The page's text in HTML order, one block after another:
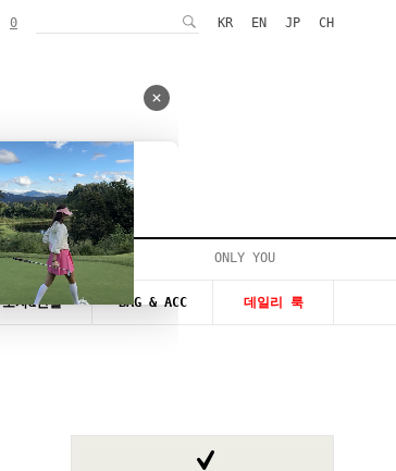
0 KR EN JP CH
시즌20~50%세일 ONLY YOU
모자&신발 BAG & ACC 데일리 룩